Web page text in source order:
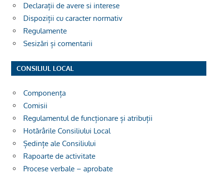
Declarații de avere si interese
Dispoziții cu caracter normativ
Regulamente
Sesizări și comentarii
CONSILIUL LOCAL
Componența
Comisii
Regulamentul de funcționare și atribuții
Hotărârile Consiliului Local
Ședințe ale Consiliului
Rapoarte de activitate
Procese verbale – aprobate